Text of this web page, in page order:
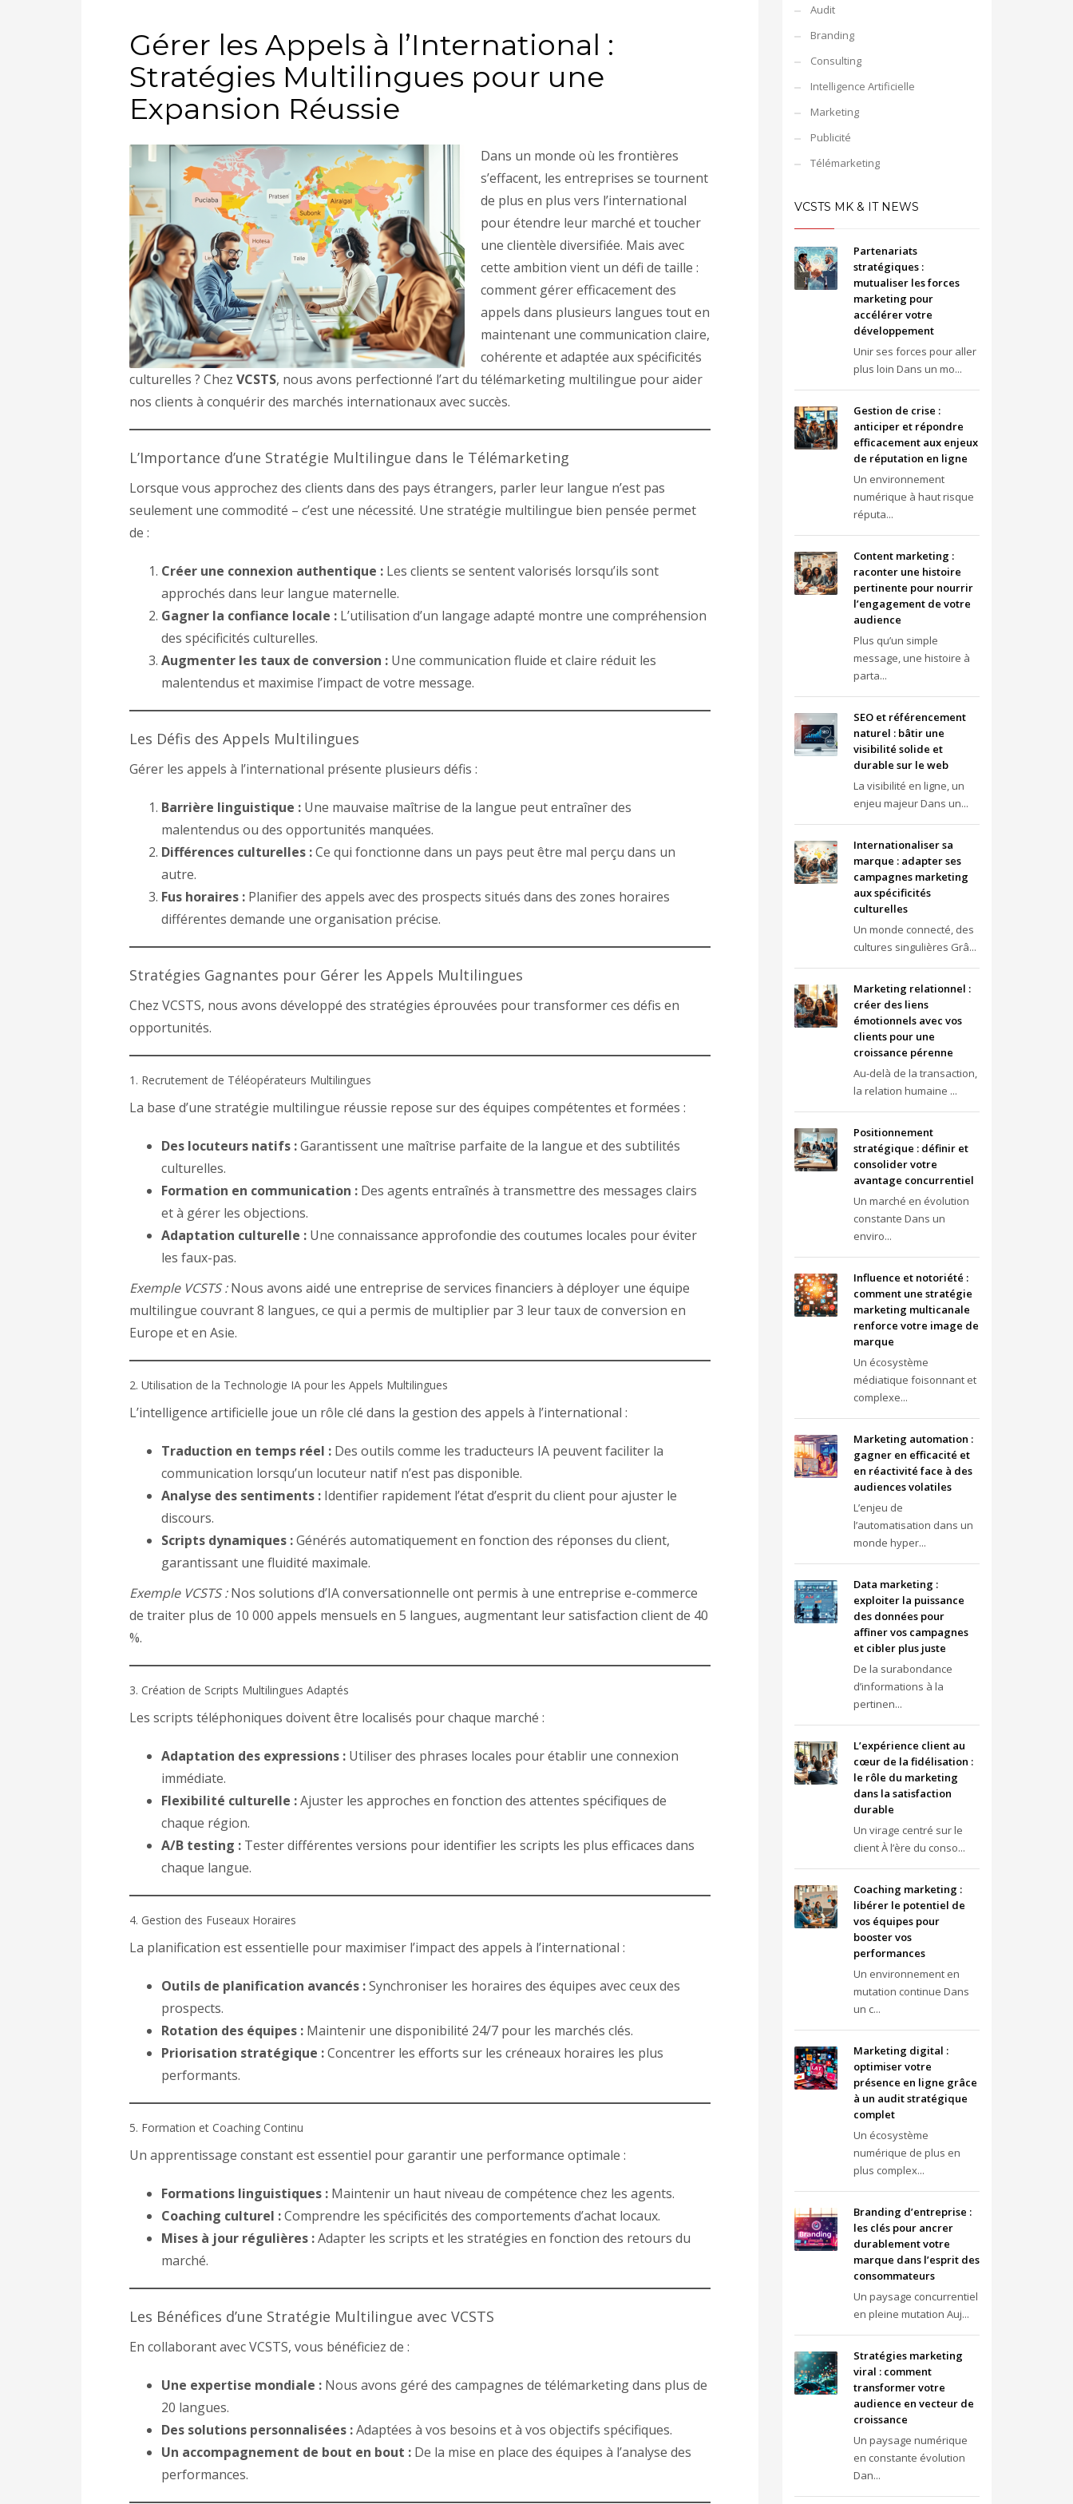
Gérer les Appels à l’International :
Stratégies Multilingues pour une
Expansion Réussie
Dans un monde où les frontières
s’effacent, les entreprises se tournent
de plus en plus vers l’international
pour étendre leur marché et toucher
une clientèle diversifiée. Mais avec
cette ambition vient un défi de taille :
comment gérer efficacement des
appels dans plusieurs langues tout en
maintenant une communication claire,
cohérente et adaptée aux spécificités
culturelles ? Chez VCSTS, nous avons perfectionné l’art du télémarketing multilingue pour aider
nos clients à conquérir des marchés internationaux avec succès.
L’Importance d’une Stratégie Multilingue dans le Télémarketing
Lorsque vous approchez des clients dans des pays étrangers, parler leur langue n’est pas
seulement une commodité – c’est une nécessité. Une stratégie multilingue bien pensée permet
de :
Créer une connexion authentique : Les clients se sentent valorisés lorsqu’ils sont
approchés dans leur langue maternelle.
Gagner la confiance locale : L’utilisation d’un langage adapté montre une compréhension
des spécificités culturelles.
Augmenter les taux de conversion : Une communication fluide et claire réduit les
malentendus et maximise l’impact de votre message.
Les Défis des Appels Multilingues
Gérer les appels à l’international présente plusieurs défis :
Barrière linguistique : Une mauvaise maîtrise de la langue peut entraîner des
malentendus ou des opportunités manquées.
Différences culturelles :Ce qui fonctionne dans un pays peut être mal perçu dans un
autre.
Fus horaires : Planifier des appels avec des prospects situés dans des zones horaires
différentes demande une organisation précise.
Stratégies Gagnantes pour Gérer les Appels Multilingues
Chez VCSTS, nous avons développé des stratégies éprouvées pour transformer ces défis en
opportunités.
1. Recrutement de Téléopérateurs Multilingues
La base d’une stratégie multilingue réussie repose sur des équipes compétentes et formées :
Des locuteurs natifs :Garantissent une maîtrise parfaite de la langue et des subtilités
culturelles.
Formation en communication : Des agents entraînés à transmettre des messages clairs
et à gérer les objections.
Adaptation culturelle : Une connaissance approfondie des coutumes locales pour éviter
les faux-pas.
Exemple VCSTS :Nous avons aidé une entreprise de services financiers à déployer une équipe
multilingue couvrant 8 langues, ce qui a permis de multiplier par 3 leur taux de conversion en
Europe et en Asie.
2. Utilisation de la Technologie IA pour les Appels Multilingues
L’intelligence artificielle joue un rôle clé dans la gestion des appels à l’international :
Traduction en temps réel : Des outils comme les traducteurs IA peuvent faciliter la
communication lorsqu’un locuteur natif n’est pas disponible.
Analyse des sentiments : Identifier rapidement l’état d’esprit du client pour ajuster le
discours.
Scripts dynamiques :Générés automatiquement en fonction des réponses du client,
garantissant une fluidité maximale.
Exemple VCSTS :Nos solutions d’IA conversationnelle ont permis à une entreprise e-commerce
de traiter plus de 10 000 appels mensuels en 5 langues, augmentant leur satisfaction client de 40
%.
3. Création de Scripts Multilingues Adaptés
Les scripts téléphoniques doivent être localisés pour chaque marché :
Adaptation des expressions : Utiliser des phrases locales pour établir une connexion
immédiate.
Flexibilité culturelle :Ajuster les approches en fonction des attentes spécifiques de
chaque région.
A/B testing : Tester différentes versions pour identifier les scripts les plus efficaces dans
chaque langue.
4. Gestion des Fuseaux Horaires
La planification est essentielle pour maximiser l’impact des appels à l’international :
Outils de planification avancés :Synchroniser les horaires des équipes avec ceux des
prospects.
Rotation des équipes : Maintenir une disponibilité 24/7 pour les marchés clés.
Priorisation stratégique :Concentrer les efforts sur les créneaux horaires les plus
performants.
5. Formation et Coaching Continu
Un apprentissage constant est essentiel pour garantir une performance optimale :
Formations linguistiques : Maintenir un haut niveau de compétence chez les agents.
Coaching culturel :Comprendre les spécificités des comportements d’achat locaux.
Mises à jour régulières :Adapter les scripts et les stratégies en fonction des retours du
marché.
Les Bénéfices d’une Stratégie Multilingue avec VCSTS
En collaborant avec VCSTS, vous bénéficiez de :
Une expertise mondiale : Nous avons géré des campagnes de télémarketing dans plus de
20 langues.
Des solutions personnalisées :Adaptées à vos besoins et à vos objectifs spécifiques.
Un accompagnement de bout en bout : De la mise en place des équipes à l’analyse des
performances.
Audit
Branding
Consulting
Intelligence Artificielle
Marketing
Publicité
Télémarketing
VCSTS MK & IT NEWS
Partenariats
stratégiques :
mutualiser les forces
marketing pour
accélérer votre
développement
Unir ses forces pour aller
plus loin Dans un mo...
Gestion de crise :
anticiper et répondre
efficacement aux enjeux
de réputation en ligne
Un environnement
numérique à haut risque
réputa...
Content marketing :
raconter une histoire
pertinente pour nourrir
l’engagement de votre
audience
Plus qu’un simple
message, une histoire à
parta...
SEO et référencement
naturel : bâtir une
visibilité solide et
durable sur le web
La visibilité en ligne, un
enjeu majeur Dans un...
Internationaliser sa
marque : adapter ses
campagnes marketing
aux spécificités
culturelles
Un monde connecté, des
cultures singulières Grâ...
Marketing relationnel :
créer des liens
émotionnels avec vos
clients pour une
croissance pérenne
Au-delà de la transaction,
la relation humaine ...
Positionnement
stratégique : définir et
consolider votre
avantage concurrentiel
Un marché en évolution
constante Dans un
enviro...
Influence et notoriété :
comment une stratégie
marketing multicanale
renforce votre image de
marque
Un écosystème
médiatique foisonnant et
complexe...
Marketing automation :
gagner en efficacité et
en réactivité face à des
audiences volatiles
L’enjeu de
l’automatisation dans un
monde hyper...
Data marketing :
exploiter la puissance
des données pour
affiner vos campagnes
et cibler plus juste
De la surabondance
d’informations à la
pertinen...
L’expérience client au
cœur de la fidélisation :
le rôle du marketing
dans la satisfaction
durable
Un virage centré sur le
client À l’ère du conso...
Coaching marketing :
libérer le potentiel de
vos équipes pour
booster vos
performances
Un environnement en
mutation continue Dans
un c...
Marketing digital :
optimiser votre
présence en ligne grâce
à un audit stratégique
complet
Un écosystème
numérique de plus en
plus complex...
Branding d’entreprise :
les clés pour ancrer
durablement votre
marque dans l’esprit des
consommateurs
Un paysage concurrentiel
en pleine mutation Auj...
Stratégies marketing
viral : comment
transformer votre
audience en vecteur de
croissance
Un paysage numérique
en constante évolution
Dan...